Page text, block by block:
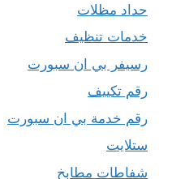
حداد مظلات
خدمات تنظيف
رسيفر بي ان سبورت
رقم تكييف
رقم خدمة بي ان سبورت
ستلايت
شفاطات مطابخ